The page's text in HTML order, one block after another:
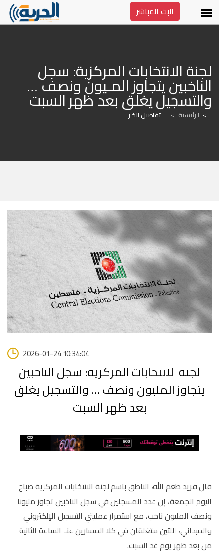
البث المباشر
والتسجيل يغلق بعد ظهر السبت
الرئيسية > تفاصيل الخبر
2026-01-24 10:34:04
لجنة الانتخابات المركزية: سجل الناخبين
يتجاوز المليون ونصف … والتسجيل يغلق
بعد ظهر السبت
قال فريد طعم الله، الناطق باسم لجنة الانتخابات المركزية صباح
اليوم الجمعة، إن عدد المسجلين في سجل الناخبين تجاوز مليونا
ونصف المليون ناخب، مع استمرار عمليتي التسجيل الإلكتروني
والميداني، اللتين ستغلقان في كلا المسارين عند الساعة الثانية
من بعد ظهر يوم غد السبت.